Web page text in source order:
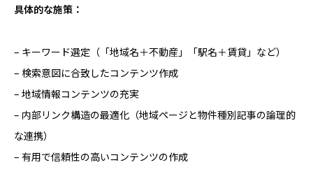
具体的な施策：
– キーワード選定（「地域名＋不動産」「駅名＋賃貸」など）
– 検索意図に合致したコンテンツ作成
– 地域情報コンテンツの充実
– 内部リンク構造の最適化（地域ページと物件種別記事の論理的
な連携）
– 有用で信頼性の高いコンテンツの作成